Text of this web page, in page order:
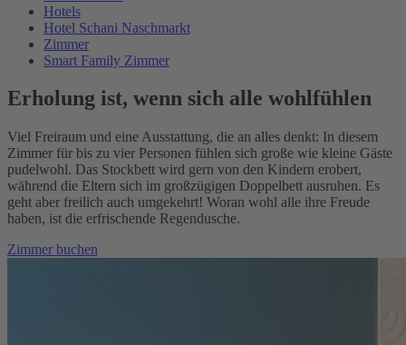
Hotels
Hotel Schani Naschmarkt
Zimmer
Smart Family Zimmer
Erholung ist, wenn sich alle wohlfühlen
Viel Freiraum und eine Ausstattung, die an alles denkt: In diesem
Zimmer für bis zu vier Personen fühlen sich große wie kleine Gäste
pudelwohl. Das Stockbett wird gern von den Kindern erobert,
während die Eltern sich im großzügigen Doppelbett ausruhen. Es
geht aber freilich auch umgekehrt! Woran wohl alle ihre Freude
haben, ist die erfrischende Regendusche.
Zimmer buchen